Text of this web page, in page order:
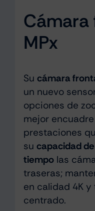
MPx
Su cámara
un nuevo
opciones de
mejor
prestaciones
su capacidad
tiempolas
traseras;
en calidad 4K
centrado.